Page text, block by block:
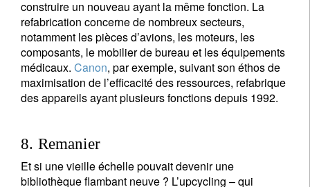
construire un nouveau ayant la même fonction. La
refabrication concerne de nombreux secteurs,
notamment les pièces d’avions, les moteurs, les
composants, le mobilier de bureau et les équipements
médicaux. Canon, par exemple, suivant son éthos de
maximisation de l’efficacité des ressources, refabrique
des appareils ayant plusieurs fonctions depuis 1992.
8. Remanier
Et si une vieille échelle pouvait devenir une
bibliothèque flambant neuve ? L’upcycling – qui